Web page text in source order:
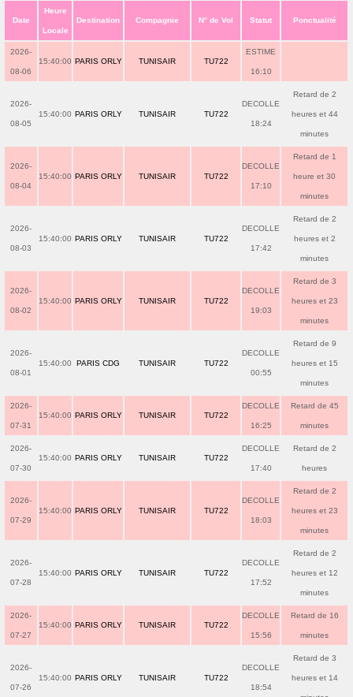
Date
Heure
Locale
Destination Compagnie N° de Vol Statut Ponctualité
2026-
08-06
15:40:00 PARIS ORLY TUNISAIR TU722
ESTIME
16:10
2026-
08-05
15:40:00 PARIS ORLY TUNISAIR TU722
DECOLLE
18:24
Retard de 2
heures et 44
minutes
2026-
08-04
15:40:00 PARIS ORLY TUNISAIR TU722
DECOLLE
17:10
Retard de 1
heure et 30
minutes
2026-
08-03
15:40:00 PARIS ORLY TUNISAIR TU722
DECOLLE
17:42
Retard de 2
heures et 2
minutes
2026-
08-02
15:40:00 PARIS ORLY TUNISAIR TU722
DECOLLE
19:03
Retard de 3
heures et 23
minutes
2026-
08-01
15:40:00 PARIS CDG TUNISAIR TU722
DECOLLE
00:55
Retard de 9
heures et 15
minutes
2026-
07-31
15:40:00 PARIS ORLY TUNISAIR TU722
DECOLLE
16:25
Retard de 45
minutes
2026-
07-30
15:40:00 PARIS ORLY TUNISAIR TU722
DECOLLE
17:40
Retard de 2
heures
2026-
07-29
15:40:00 PARIS ORLY TUNISAIR TU722
DECOLLE
18:03
Retard de 2
heures et 23
minutes
2026-
07-28
15:40:00 PARIS ORLY TUNISAIR TU722
DECOLLE
17:52
Retard de 2
heures et 12
minutes
2026-
07-27
15:40:00 PARIS ORLY TUNISAIR TU722
DECOLLE
15:56
Retard de 16
minutes
2026-
07-26
15:40:00 PARIS ORLY TUNISAIR TU722
DECOLLE
18:54
Retard de 3
heures et 14